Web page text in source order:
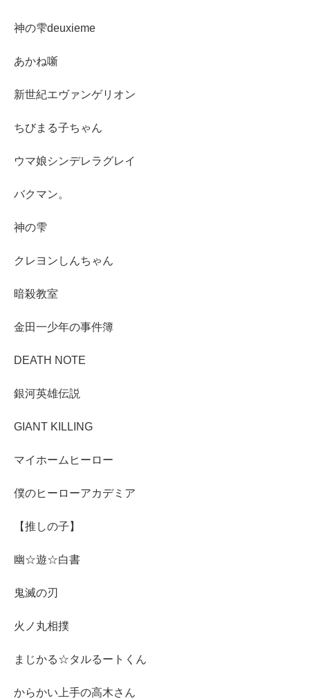
神の雫deuxieme
あかね噺
新世紀エヴァンゲリオン
ちびまる子ちゃん
ウマ娘シンデレラグレイ
バクマン。
神の雫
クレヨンしんちゃん
暗殺教室
金田一少年の事件簿
DEATH NOTE
銀河英雄伝説
GIANT KILLING
マイホームヒーロー
僕のヒーローアカデミア
【推しの子】
幽☆遊☆白書
鬼滅の刃
火ノ丸相撲
まじかる☆タルるートくん
からかい上手の高木さん